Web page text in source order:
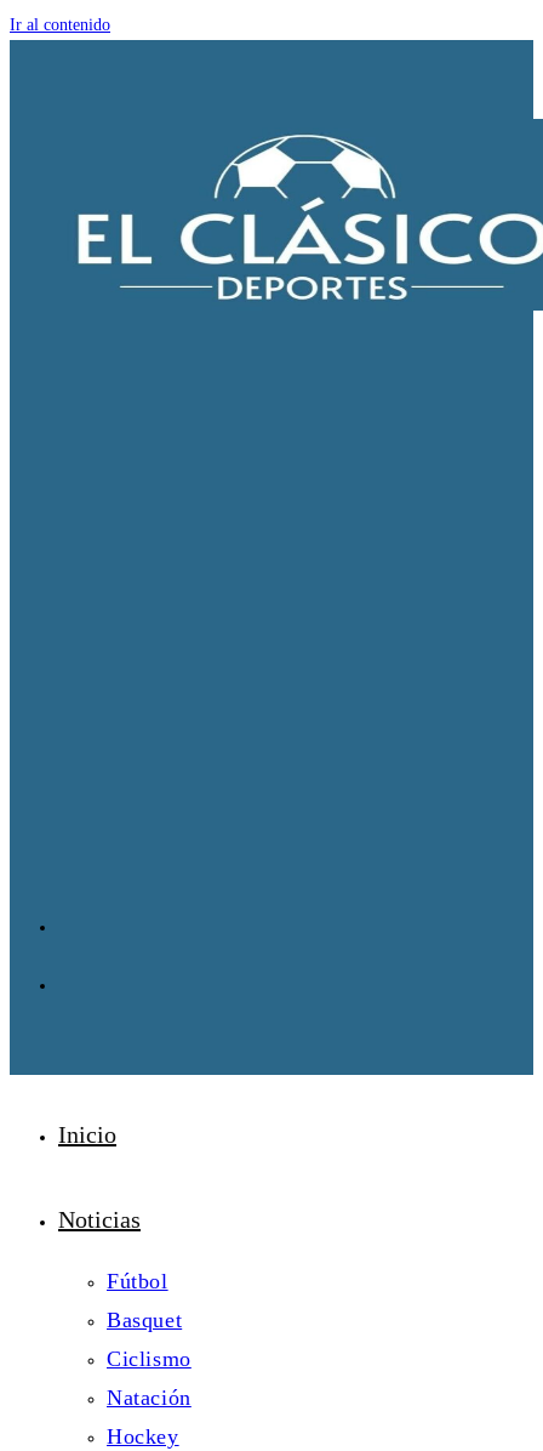
Ir al contenido
Inicio
Noticias
Fútbol
Basquet
Ciclismo
Natación
Hockey